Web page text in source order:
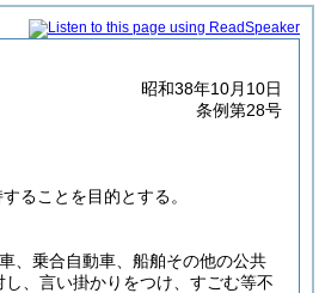
昭和38年10月10日
条例第28号
ることを目的とする。
、乗合自動車、船舶その他の公共
、言い掛かりをつけ、すごむ等不